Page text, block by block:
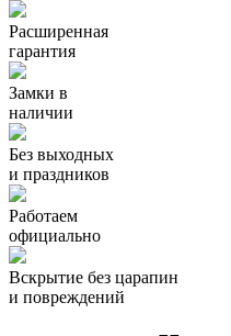
Расширенная
гарантия
Замки в
наличии
Без выходных
и праздников
Работаем
официально
Вскрытие без царапин
и повреждений